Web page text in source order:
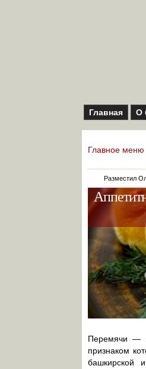
Главная О
Главное меню
Разместил
Перемячи —
признаком
башкирской